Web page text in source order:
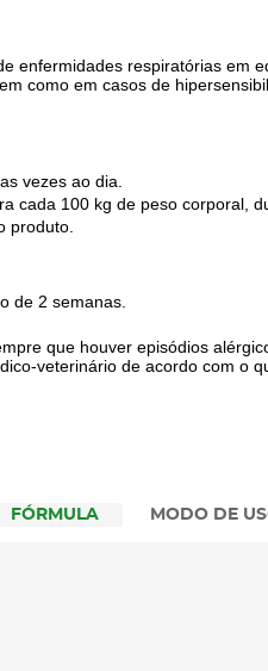
enfermidades respiratórias em
como em casos de
vezes ao dia.
cada 100 kg de peso corporal,
produto.
de 2 semanas.
que houver episódios
veterinário de acordo com o
FÓRMULA MODO DE